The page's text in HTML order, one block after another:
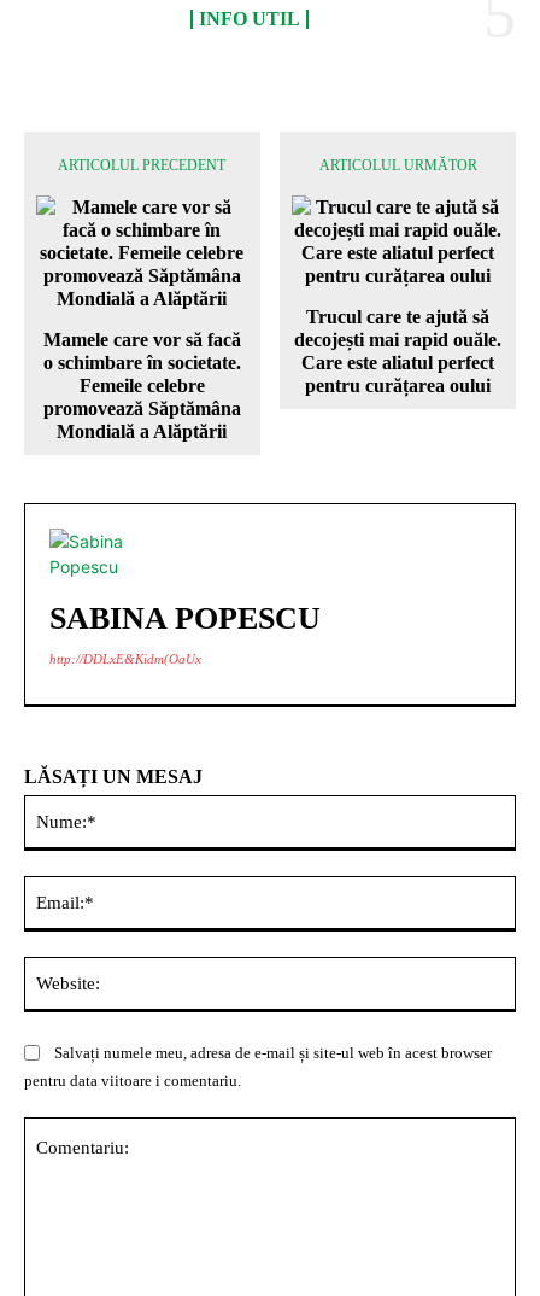
INFO UTIL
ARTICOLUL PRECEDENT
Mamele care vor să facă
o schimbare în societate.
Femeile celebre
promovează Săptămâna
Mondială a Alăptării
ARTICOLUL URMĂTOR
Trucul care te ajută să
decojești mai rapid ouăle.
Care este aliatul perfect
pentru curățarea oului
SABINA POPESCU
http://DDLxE&Kidm(OaUx
LĂSAȚI UN MESAJ
Salvați numele meu, adresa de e-mail și site-ul web în acest browser
pentru data viitoare i comentariu.